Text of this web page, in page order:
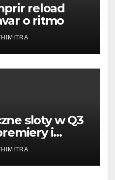
reload
o ritmo
sloty w Q3
i